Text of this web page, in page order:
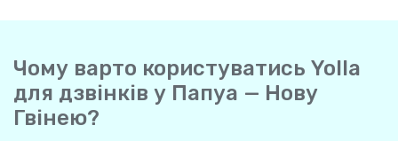
Чому варто користуватись Yolla
для дзвінків у Папуа — Нову
Гвінею?